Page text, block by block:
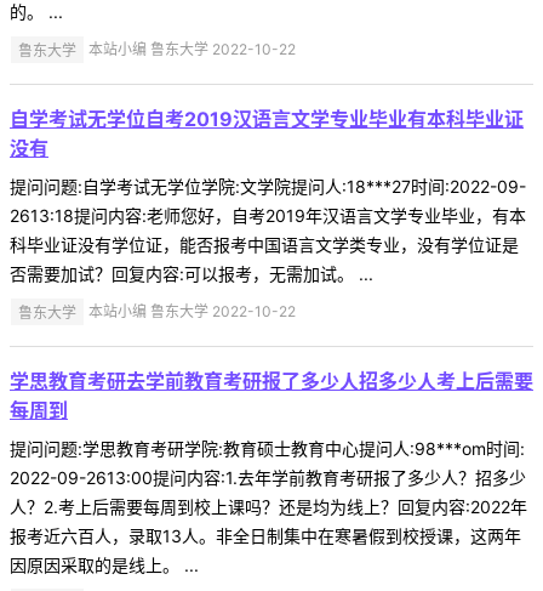
的。 ...
鲁东大学 本站小编 鲁东大学 2022-10-22
自学考试无学位自考2019汉语言文学专业毕业有本科毕业证
没有
提问问题:自学考试无学位学院:文学院提问人:18***27时间:2022-09-
2613:18提问内容:老师您好，自考2019年汉语言文学专业毕业，有本
科毕业证没有学位证，能否报考中国语言文学类专业，没有学位证是
否需要加试？回复内容:可以报考，无需加试。 ...
鲁东大学 本站小编 鲁东大学 2022-10-22
学思教育考研去学前教育考研报了多少人招多少人考上后需要
每周到
提问问题:学思教育考研学院:教育硕士教育中心提问人:98***om时间:
2022-09-2613:00提问内容:1.去年学前教育考研报了多少人？招多少
人？2.考上后需要每周到校上课吗？还是均为线上？回复内容:2022年
报考近六百人，录取13人。非全日制集中在寒暑假到校授课，这两年
因原因采取的是线上。 ...